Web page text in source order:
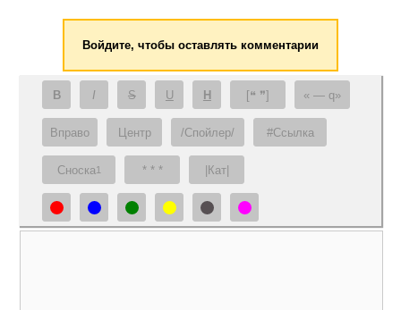
Войдите, чтобы оставлять комментарии
B I S U H [❝ ❞] — q
Вправо Центр /Спойлер/ #Ссылка
Сноска1 * * * |Кат|